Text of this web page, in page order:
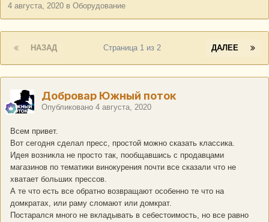
4 августа, 2020 в Оборудование
НАЗАД ДАЛЕЕ
Страница 1 из 2
Добровар Южный поток
Опубликовано 4 августа, 2020
Всем привет.
Вот сегодня сделал пресс, простой можно сказать классика.
Идея возникла не просто так, пообщавшись с продавцами
магазинов по тематики винокурения почти все сказали что не
хватает больших прессов.
А те что есть все обратно возвращают особенно те что на
домкратах, или раму сломают или домкрат.
Постарался много не вкладывать в себестоимость, но все равно